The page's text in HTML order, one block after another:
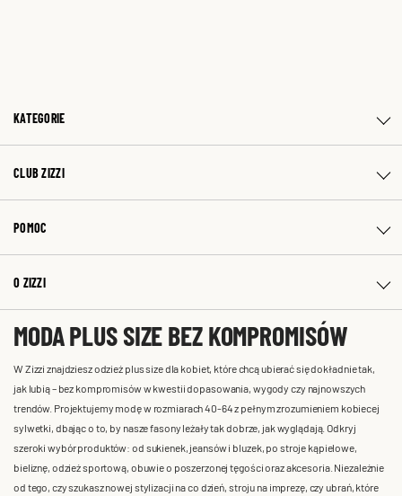
KATEGORIE
CLUB ZIZZI
POMOC
O ZIZZI
MODA PLUS SIZE BEZ KOMPROMISÓW
W Zizzi znajdziesz odzież plus size dla kobiet, które chcą ubierać się dokładnie tak,
jak lubią – bez kompromisów w kwestii dopasowania, wygody czy najnowszych
trendów. Projektujemy modę w rozmiarach 40-64 z pełnym zrozumieniem kobiecej
sylwetki, dbając o to, by nasze fasony leżały tak dobrze, jak wyglądają. Odkryj
szeroki wybór produktów: od sukienek, jeansów i bluzek, po stroje kąpielowe,
bieliznę, odzież sportową, obuwie o poszerzonej tęgości oraz akcesoria. Niezależnie
od tego, czy szukasz nowej stylizacji na co dzień, stroju na imprezę, czy ubrań, które